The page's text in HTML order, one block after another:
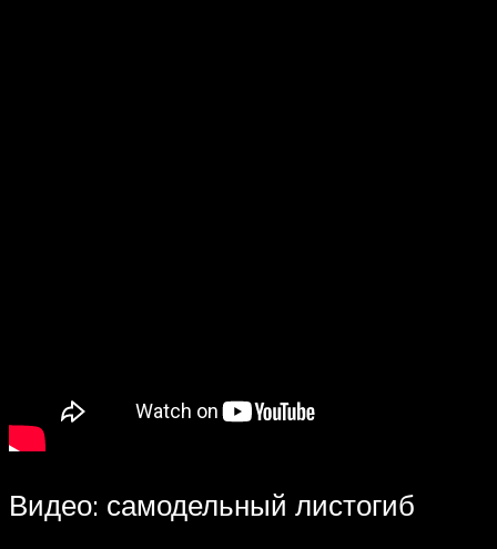
Видео: самодельный листогиб